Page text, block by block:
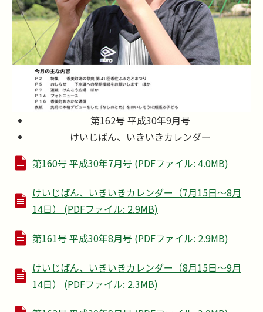
第162号 平成30年9月号
けいじばん、いきいきカレンダー
第160号 平成30年7月号 (PDFファイル: 4.0MB)
けいじばん、いきいきカレンダー（7月15日～8月
14日） (PDFファイル: 2.9MB)
第161号 平成30年8月号 (PDFファイル: 2.9MB)
けいじばん、いきいきカレンダー（8月15日～9月
14日） (PDFファイル: 2.3MB)